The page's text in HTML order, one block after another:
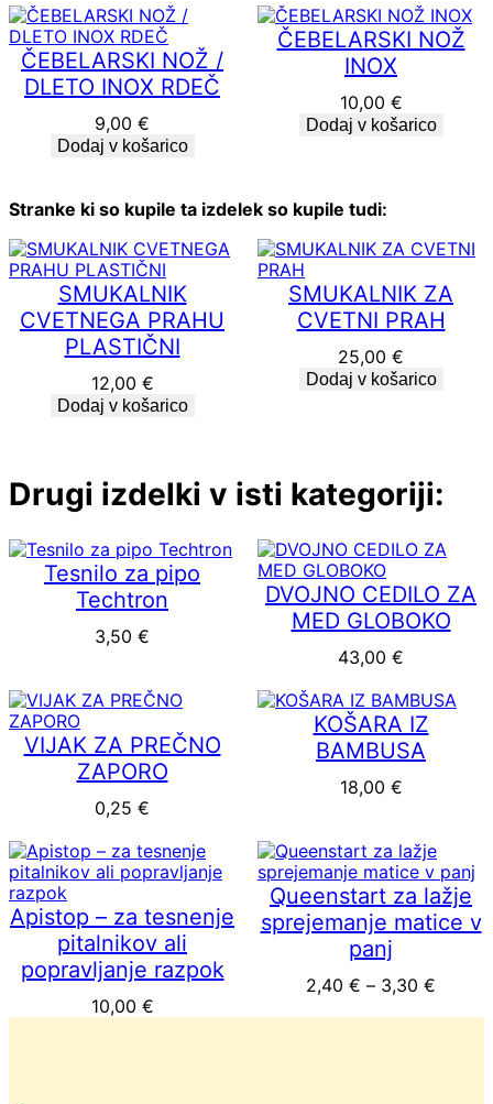
ČEBELARSKI NOŽ /
DLETO INOX RDEČ
9,00 €
Dodaj v košarico
ČEBELARSKI NOŽ
INOX
10,00 €
Dodaj v košarico
Stranke ki so kupile ta izdelek so kupile tudi:
SMUKALNIK
CVETNEGA PRAHU
PLASTIČNI
12,00 €
Dodaj v košarico
SMUKALNIK ZA
CVETNI PRAH
25,00 €
Dodaj v košarico
Drugi izdelki v isti kategoriji:
Tesnilo za pipo
Techtron
3,50 €
DVOJNO CEDILO ZA
MED GLOBOKO
43,00 €
VIJAK ZA PREČNO
ZAPORO
0,25 €
KOŠARA IZ
BAMBUSA
18,00 €
Apistop – za tesnenje
pitalnikov ali
popravljanje razpok
10,00 €
Queenstart za lažje
sprejemanje matice v
panj
2,40 € – 3,30 €